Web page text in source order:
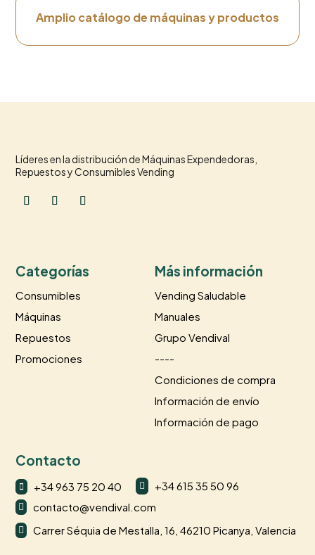
Amplio catálogo de máquinas y productos
Líderes en la distribución de Máquinas Expendedoras,
Repuestos y Consumibles Vending
Categorías
Consumibles
Máquinas
Repuestos
Promociones
Más información
Vending Saludable
Manuales
Grupo Vendival
----
Condiciones de compra
Información de envío
Información de pago
Contacto
 +34 963 75 20 40  +34 615 35 50 96
 contacto@vendival.com
 Carrer Séquia de Mestalla, 16, 46210 Picanya, Valencia